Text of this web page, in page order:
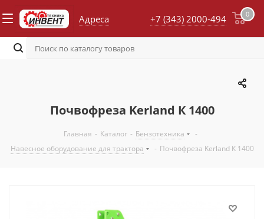
Адреса 0
+7 (343) 2000-494
Почвофреза Kerland К 1400
Главная - Каталог - Бензотехника
-
Навесное оборудование для трактора
- Почвофреза Kerland К 1400